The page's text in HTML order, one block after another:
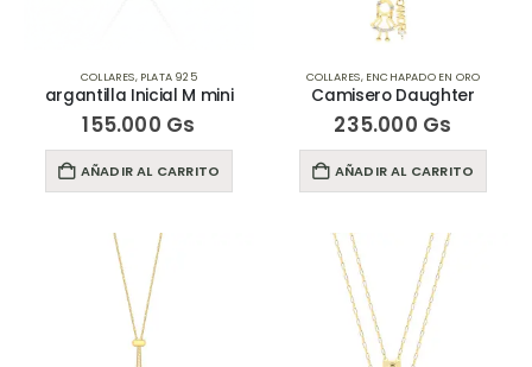
COLLARES, PLATA 925
argantilla Inicial M mini
155.000 Gs
AÑADIR AL CARRITO
COLLARES, ENCHAPADO EN ORO
Camisero Daughter
235.000 Gs
AÑADIR AL CARRITO